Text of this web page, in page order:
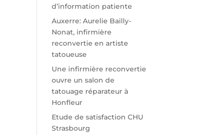
d’information patiente
Auxerre: Aurelie Bailly-
Nonat, infirmière
reconvertie en artiste
tatoueuse
Une infirmière reconvertie
ouvre un salon de
tatouage réparateur à
Honfleur
Etude de satisfaction CHU
Strasbourg